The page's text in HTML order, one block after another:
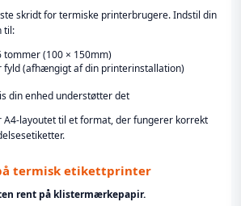
skridt for termiske printerbrugere. Indstil din
til:
tommer (100 × 150mm)
fyld (afhængigt af din printerinstallation)
din enhed understøtter det
layoutet til et format, der fungerer korrekt
termisk etikettprinter
rent på klistermærkepapir.